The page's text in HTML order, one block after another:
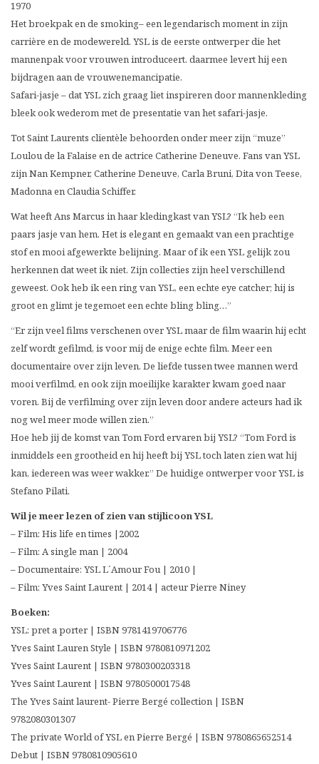
1970
Het broekpak en de smoking– een legendarisch moment in zijn
carrière en de modewereld. YSL is de eerste ontwerper die het
mannenpak voor vrouwen introduceert. daarmee levert hij een
bijdragen aan de vrouwenemancipatie.
Safari-jasje – dat YSL zich graag liet inspireren door mannenkleding
bleek ook wederom met de presentatie van het safari-jasje.
Tot Saint Laurents clientèle behoorden onder meer zijn “muze”
Loulou de la Falaise en de actrice Catherine Deneuve. Fans van YSL
zijn Nan Kempner, Catherine Deneuve, Carla Bruni, Dita von Teese,
Madonna en Claudia Schiffer.
Wat heeft Ans Marcus in haar kledingkast van YSL? “Ik heb een
paars jasje van hem. Het is elegant en gemaakt van een prachtige
stof en mooi afgewerkte belijning. Maar of ik een YSL gelijk zou
herkennen dat weet ik niet. Zijn collecties zijn heel verschillend
geweest. Ook heb ik een ring van YSL, een echte eye catcher; hij is
groot en glimt je tegemoet een echte bling bling…”
“Er zijn veel films verschenen over YSL maar de film waarin hij echt
zelf wordt gefilmd, is voor mij de enige echte film. Meer een
documentaire over zijn leven. De liefde tussen twee mannen werd
mooi verfilmd, en ook zijn moeilijke karakter kwam goed naar
voren. Bij de verfilming over zijn leven door andere acteurs had ik
nog wel meer mode willen zien.”
Hoe heb jij de komst van Tom Ford ervaren bij YSL? “Tom Ford is
inmiddels een grootheid en hij heeft bij YSL toch laten zien wat hij
kan, iedereen was weer wakker.” De huidige ontwerper voor YSL is
Stefano Pilati.
Wil je meer lezen of zien van stijlicoon YSL
– Film: His life en times |2002
– Film: A single man | 2004
– Documentaire: YSL L´Amour Fou | 2010 |
– Film: Yves Saint Laurent | 2014 | acteur Pierre Niney
Boeken:
YSL: pret a porter | ISBN 9781419706776
Yves Saint Lauren Style | ISBN 9780810971202
Yves Saint Laurent | ISBN 9780300203318
Yves Saint Laurent | ISBN 9780500017548
The Yves Saint laurent- Pierre Bergé collection | ISBN
9782080301307
The private World of YSL en Pierre Bergé | ISBN 9780865652514
Debut | ISBN 9780810905610